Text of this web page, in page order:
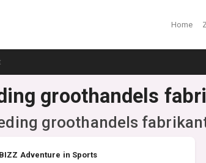
Home
groothandels
groothandels
Adventure in Sports